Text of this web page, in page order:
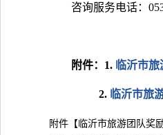
咨询服务电话：
附件：1. 临沂市
2. 临沂市旅
附件【临沂市旅游团队奖